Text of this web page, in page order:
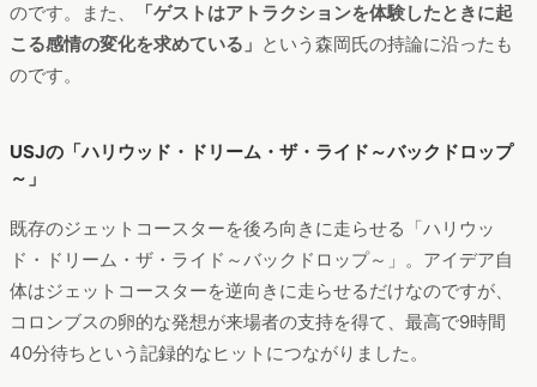
のです。また、
「ゲストはアトラクションを体験したときに起
こる感情の変化を求めている」 という森岡氏の持論に沿ったも
のです。
USJの「ハリウッド・ドリーム・ザ・ライド～バックドロップ
～」
既存のジェットコースターを後ろ向きに走らせる「ハリウッ
ド・ドリーム・ザ・ライド～バックドロップ～」。アイデア自
体はジェットコースターを逆向きに走らせるだけなのですが、
コロンブスの卵的な発想が来場者の支持を得て、最高で9時間
40分待ちという記録的なヒットにつながりました。